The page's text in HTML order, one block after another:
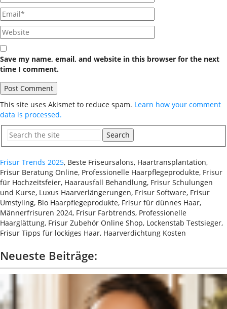
Save my name, email, and website in this browser for the next
time I comment.
This site uses Akismet to reduce spam. Learn how your comment
data is processed.
Search
Frisur Trends 2025, Beste Friseursalons, Haartransplantation,
Frisur Beratung Online, Professionelle Haarpflegeprodukte, Frisur
für Hochzeitsfeier, Haarausfall Behandlung, Frisur Schulungen
und Kurse, Luxus Haarverlängerungen, Frisur Software, Frisur
Umstyling, Bio Haarpflegeprodukte, Frisur für dünnes Haar,
Männerfrisuren 2024, Frisur Farbtrends, Professionelle
Haarglättung, Frisur Zubehör Online Shop, Lockenstab Testsieger,
Frisur Tipps für lockiges Haar, Haarverdichtung Kosten
Neueste Beiträge: